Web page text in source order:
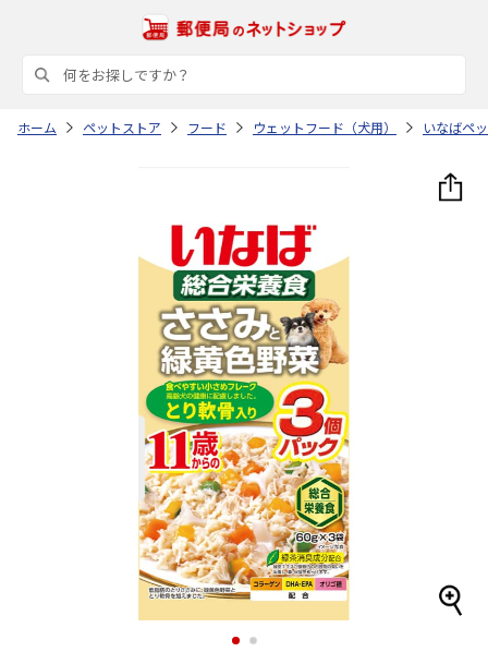
ホーム ペットストア フード ウェットフード（犬用） いなばペ
1 2